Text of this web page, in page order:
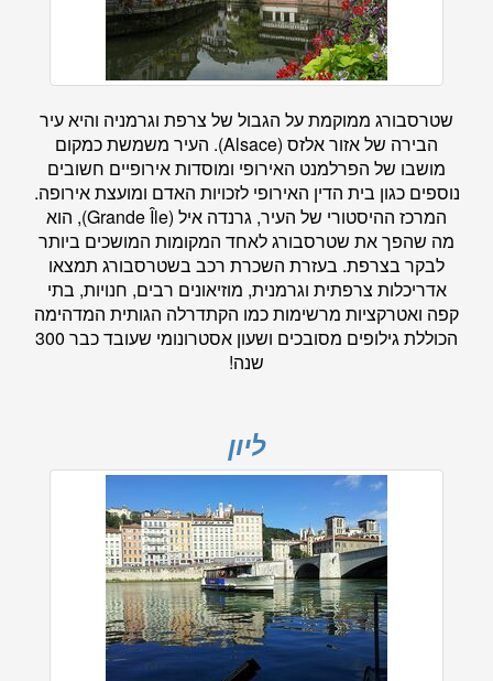
שטרסבורג ממוקמת על הגבול של צרפת וגרמניה והיא עיר
הבירה של אזור אלזס (Alsace). העיר משמשת כמקום
מושבו של הפרלמנט האירופי ומוסדות אירופיים חשובים
נוספים כגון בית הדין האירופי לזכויות האדם ומועצת אירופה.
המרכז ההיסטורי של העיר, גרנדה איל (Grande Île), הוא
מה שהפך את שטרסבורג לאחד המקומות המושכים ביותר
לבקר בצרפת. בעזרת השכרת רכב בשטרסבורג תמצאו
אדריכלות צרפתית וגרמנית, מוזיאונים רבים, חנויות, בתי
קפה ואטרקציות מרשימות כמו הקתדרלה הגותית המדהימה
הכוללת גילופים מסובכים ושעון אסטרונומי שעובד כבר 300
שנה!
ליון